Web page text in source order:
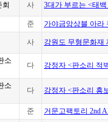
사 3대가 부르는 <태
준
가야금앙상블 아라
사 강원도 무형문화재
소
다 강정자 <판소리 적
소
다 강정자 <판소리 흥
준
거문고팩토리 2nd